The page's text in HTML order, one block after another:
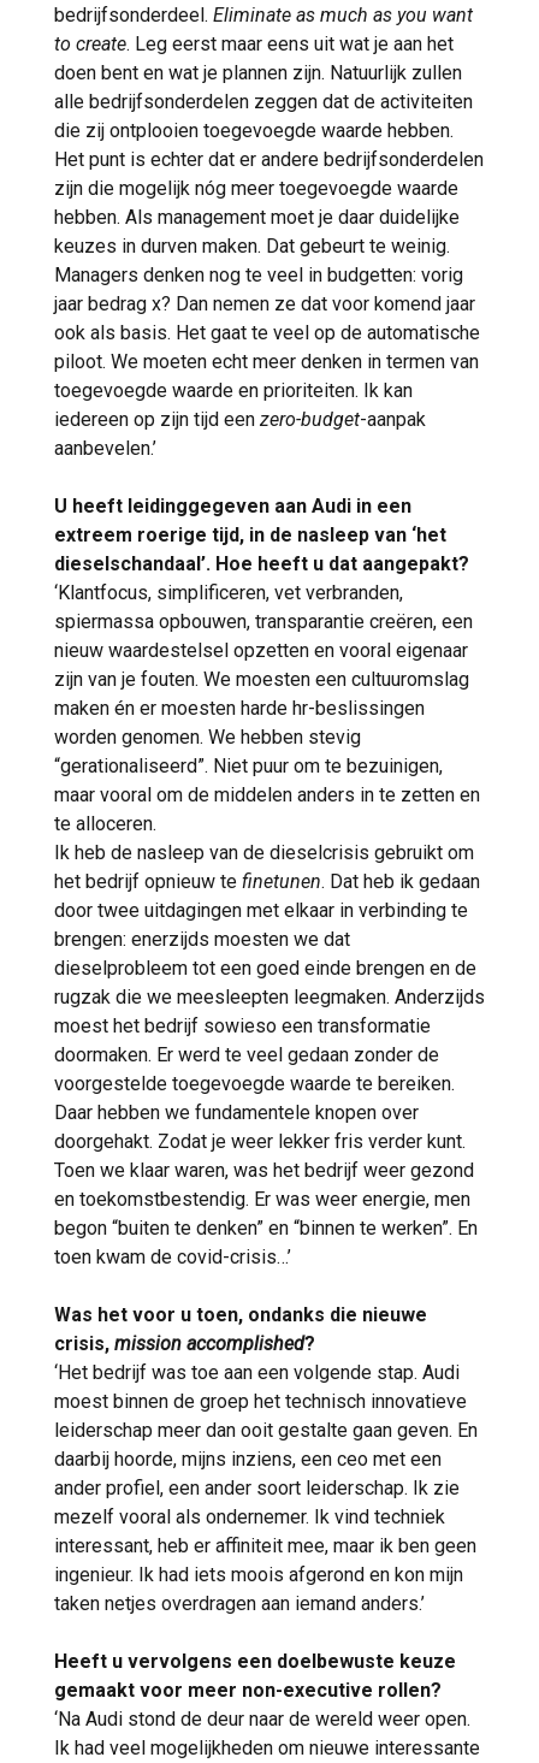
bedrijfsonderdeel. Eliminate as much as you want
to create. Leg eerst maar eens uit wat je aan het
doen bent en wat je plannen zijn. Natuurlijk zullen
alle bedrijfsonderdelen zeggen dat de activiteiten
die zij ontplooien toegevoegde waarde hebben.
Het punt is echter dat er andere bedrijfsonderdelen
zijn die mogelijk nóg meer toegevoegde waarde
hebben. Als management moet je daar duidelijke
keuzes in durven maken. Dat gebeurt te weinig.
Managers denken nog te veel in budgetten: vorig
jaar bedrag x? Dan nemen ze dat voor komend jaar
ook als basis. Het gaat te veel op de automatische
piloot. We moeten echt meer denken in termen van
toegevoegde waarde en prioriteiten. Ik kan
iedereen op zijn tijd een zero-budget-aanpak
aanbevelen.’
U heeft leidinggegeven aan Audi in een
extreem roerige tijd, in de nasleep van ‘het
dieselschandaal’. Hoe heeft u dat aangepakt?
‘Klantfocus, simplificeren, vet verbranden,
spiermassa opbouwen, transparantie creëren, een
nieuw waardestelsel opzetten en vooral eigenaar
zijn van je fouten. We moesten een cultuuromslag
maken én er moesten harde hr-beslissingen
worden genomen. We hebben stevig
“gerationaliseerd”. Niet puur om te bezuinigen,
maar vooral om de middelen anders in te zetten en
te alloceren.
Ik heb de nasleep van de dieselcrisis gebruikt om
het bedrijf opnieuw te finetunen. Dat heb ik gedaan
door twee uitdagingen met elkaar in verbinding te
brengen: enerzijds moesten we dat
dieselprobleem tot een goed einde brengen en de
rugzak die we meesleepten leegmaken. Anderzijds
moest het bedrijf sowieso een transformatie
doormaken. Er werd te veel gedaan zonder de
voorgestelde toegevoegde waarde te bereiken.
Daar hebben we fundamentele knopen over
doorgehakt. Zodat je weer lekker fris verder kunt.
Toen we klaar waren, was het bedrijf weer gezond
en toekomstbestendig. Er was weer energie, men
begon “buiten te denken” en “binnen te werken”. En
toen kwam de covid-crisis…’
Was het voor u toen, ondanks die nieuwe
crisis, mission accomplished?
‘Het bedrijf was toe aan een volgende stap. Audi
moest binnen de groep het technisch innovatieve
leiderschap meer dan ooit gestalte gaan geven. En
daarbij hoorde, mijns inziens, een ceo met een
ander profiel, een ander soort leiderschap. Ik zie
mezelf vooral als ondernemer. Ik vind techniek
interessant, heb er affiniteit mee, maar ik ben geen
ingenieur. Ik had iets moois afgerond en kon mijn
taken netjes overdragen aan iemand anders.’
Heeft u vervolgens een doelbewuste keuze
gemaakt voor meer non-executive rollen?
‘Na Audi stond de deur naar de wereld weer open.
Ik had veel mogelijkheden om nieuwe interessante